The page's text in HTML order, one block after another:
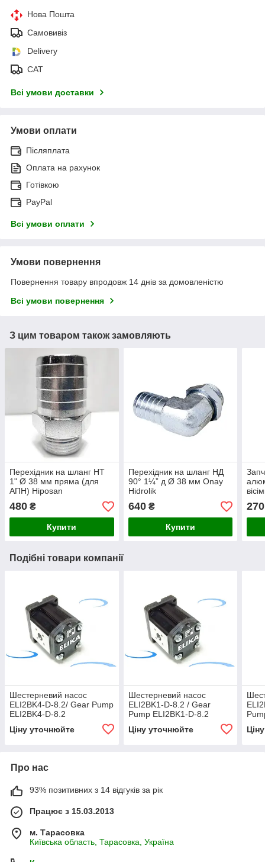
Нова Пошта
Самовивіз
Delivery
САТ
Всі умови доставки
Умови оплати
Післяплата
Оплата на рахунок
Готівкою
PayPal
Всі умови оплати
Умови повернення
Повернення товару впродовж 14 днів за домовленістю
Всі умови повернення
З цим товаром також замовляють
Перехідник на шланг НТ
1" Ø 38 мм пряма (для
АПН) Hiposan
480 ₴
Купити
Перехідник на шланг НД
90° 1¼” д Ø 38 мм Onay
Hidrolik
640₴
Купити
270
Подібні товари компанії
Шестерневий насос
ELI2BK4-D-8.2/ Gear Pump
ELI2BK4-D-8.2
Ціну уточнюйте
Шестерневий насос
ELI2BK1-D-8.2 / Gear
Pump ELI2BK1-D-8.2
Ціну уточнюйте
Про нас
93% позитивних з 14 відгуків за рік
Працює з 15.03.2013
м. Тарасовка
Київська область, Тарасовка, Україна